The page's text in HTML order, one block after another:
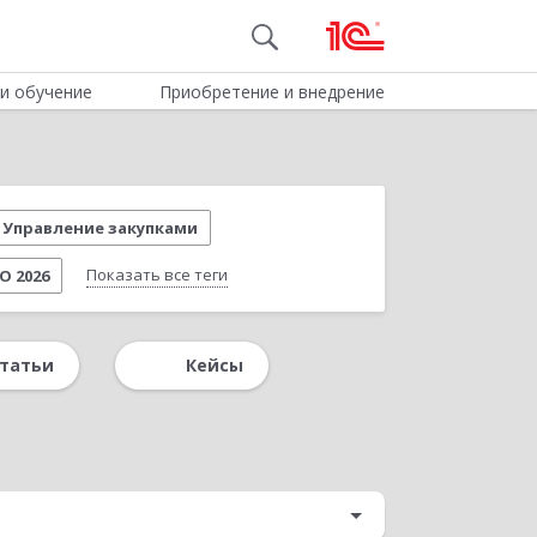
обучение Приобретение и внедрение
Управление закупками
2026 Показать все теги
документооборот Доклады клиентов
Кейсы